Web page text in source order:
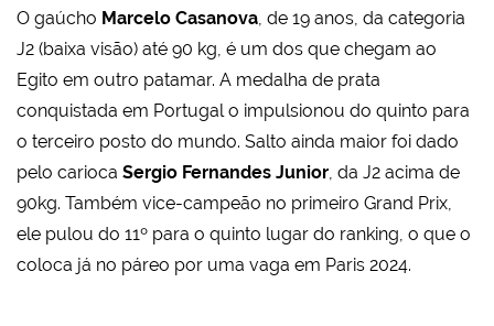
O gaúcho Marcelo Casanova, de 19 anos, da categoria
J2 (baixa visão) até 90 kg, é um dos que chegam ao
Egito em outro patamar. A medalha de prata
conquistada em Portugal o impulsionou do quinto para
o terceiro posto do mundo. Salto ainda maior foi dado
pelo carioca Sergio Fernandes Junior, da J2 acima de
90kg. Também vice-campeão no primeiro Grand Prix,
ele pulou do 11º para o quinto lugar do ranking, o que o
coloca já no páreo por uma vaga em Paris 2024.